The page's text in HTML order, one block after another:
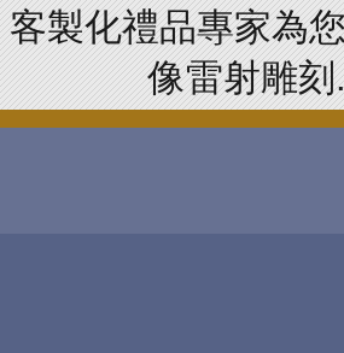
客製化禮品專家為
像雷射雕